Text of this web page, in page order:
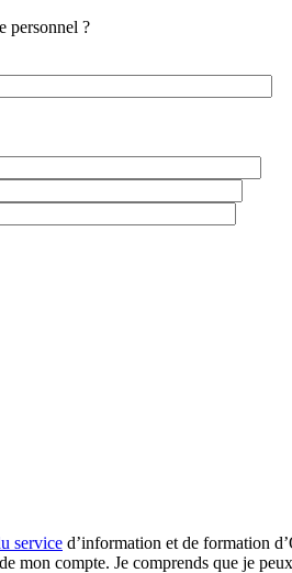
personnel ?
service d’information et de formation
mon compte. Je comprends que je